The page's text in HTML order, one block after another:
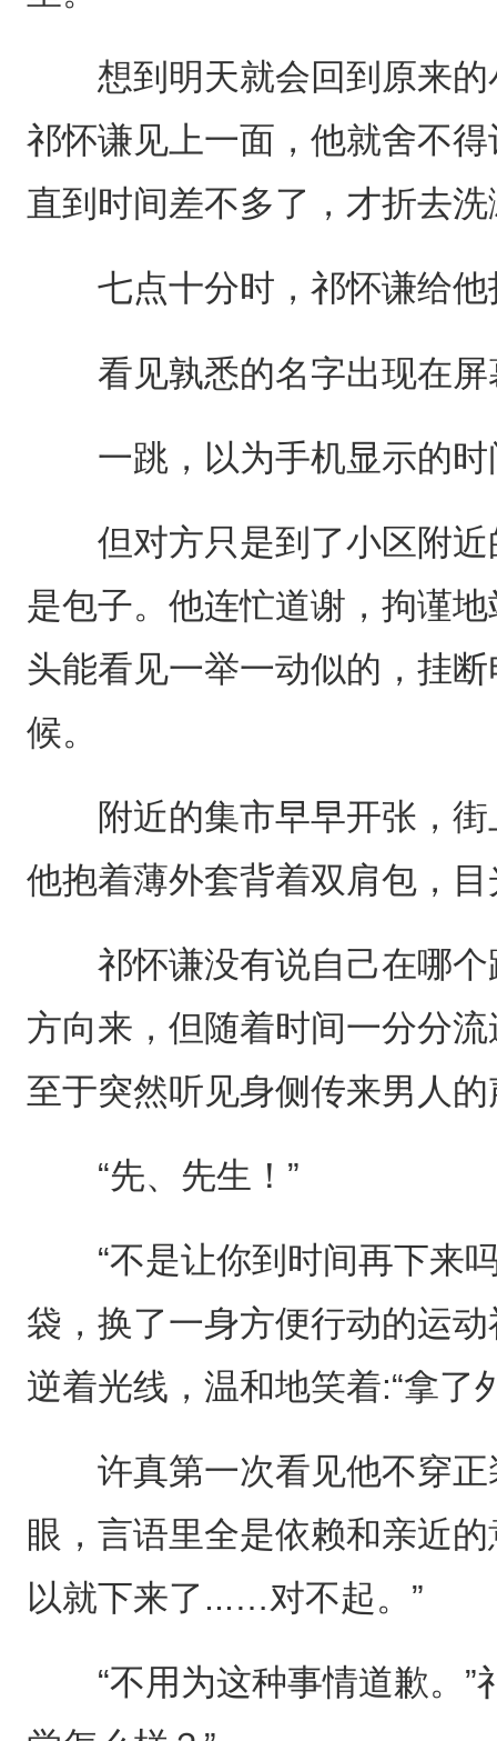
想到明天就会回到原来的
祁怀谦见上一面，他就舍不
直到时间差不多了，才折去
七点十分时，祁怀谦给他
看见孰悉的名字出现在屏
一跳，以为手机显示的时
但对方只是到了小区附近
是包子。他连忙道谢，拘谨
头能看见一举一动似的，挂
候。
附近的集市早早开张，街
他抱着薄外套背着双肩包，
祁怀谦没有说自己在哪个
方向来，但随着时间一分分
至于突然听见身侧传来男人
“先、先生！”
“不是让你到时间再下来吗
袋，换了一身方便行动的运
逆着光线，温和地笑着:“拿了
许真第一次看见他不穿正
眼，言语里全是依赖和亲近
以就下来了...…对不起。”
“不用为这种事情道歉。”